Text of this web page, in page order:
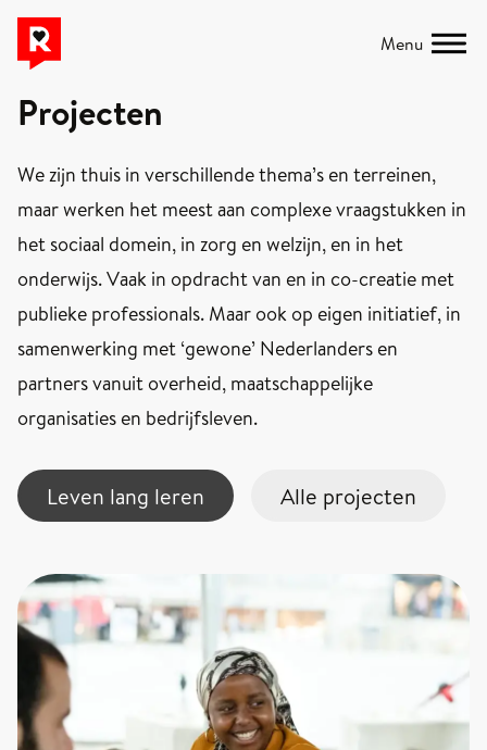
Menu
Projecten
We zijn thuis in verschillende thema’s en terreinen,
maar werken het meest aan complexe vraagstukken in
het sociaal domein, in zorg en welzijn, en in het
onderwijs. Vaak in opdracht van en in co-creatie met
publieke professionals. Maar ook op eigen initiatief, in
samenwerking met ‘gewone’ Nederlanders en
partners vanuit overheid, maatschappelijke
organisaties en bedrijfsleven.
Leven lang leren Alle projecten